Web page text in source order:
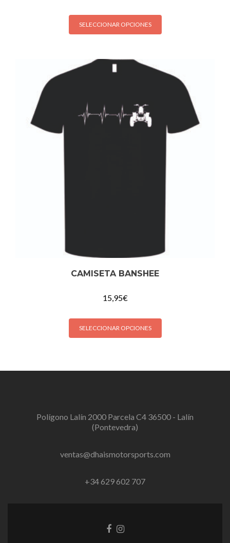
SELECCIONAR OPCIONES
CAMISETA BANSHEE
15,95€
SELECCIONAR OPCIONES
Polígono Lalín 2000 Parcela C4 36500 - Lalín
(Pontevedra)
ventas@dhaismotorsports.com
+34 629 602 707
EnlaceInstagram